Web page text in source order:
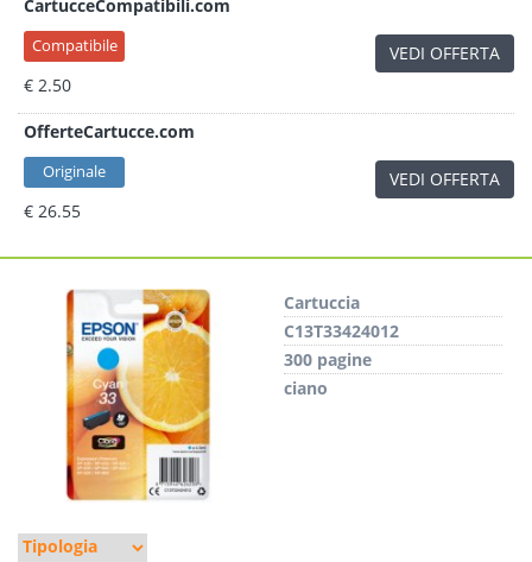
CartucceCompatibili.com
Compatibile
€ 2.50
VEDI OFFERTA
OfferteCartucce.com
Originale
€ 26.55
VEDI OFFERTA
Cartuccia
C13T33424012
300 pagine
ciano